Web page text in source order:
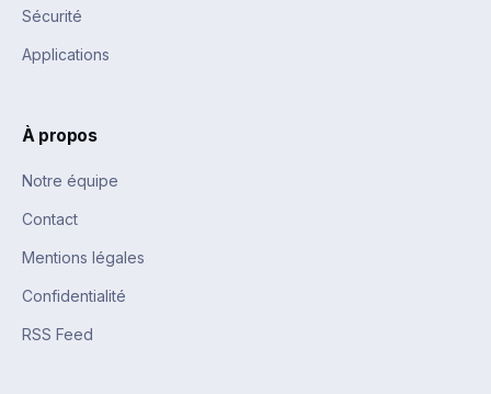
Sécurité
Applications
À propos
Notre équipe
Contact
Mentions légales
Confidentialité
RSS Feed